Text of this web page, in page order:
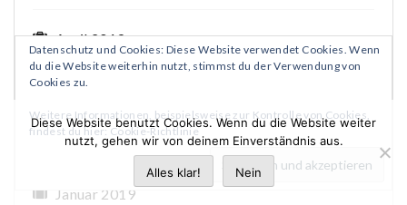
April 2019
März 2019
Februar 2019
Januar 2019
Datenschutz und Cookies: Diese Website verwendet Cookies. Wenn
du die Website weiterhin nutzt, stimmst du der Verwendung von
Cookies zu.
Weitere Informationen, beispielsweise zur Kontrolle von Cookies,
findest du hier:Cookie-Richtlinie
Diese Website benutzt Cookies. Wenn du die Website weiter
nutzt, gehen wir von deinem Einverständnis aus.
Alles klar! Nein